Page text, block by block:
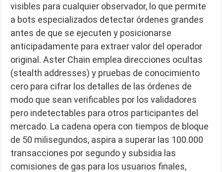
visibles para cualquier observador, lo que permite
a bots especializados detectar órdenes grandes
antes de que se ejecuten y posicionarse
anticipadamente para extraer valor del operador
original. Aster Chain emplea direcciones ocultas
(stealth addresses) y pruebas de conocimiento
cero para cifrar los detalles de las órdenes de
modo que sean verificables por los validadores
pero indetectables para otros participantes del
mercado. La cadena opera con tiempos de bloque
de 50 milisegundos, aspira a superar las 100.000
transacciones por segundo y subsidia las
comisiones de gas para los usuarios finales,